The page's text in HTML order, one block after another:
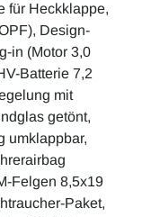
für Heckklappe,
Design-
in (Motor 3,0
Batterie 7,2
mit
getönt,
umklappbar,
Felgen 8,5x19
Paket,